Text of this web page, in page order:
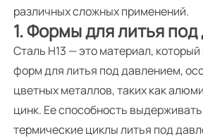
различных сложных применений.
1. Формы для литья
Сталь H13 — это материал,
форм для литья под давлением,
цветных металлов, таких как
цинк. Ее способность
термические циклы литья под